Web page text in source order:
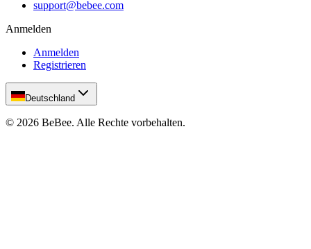
support@bebee.com
Anmelden
Anmelden
Registrieren
Deutschland
© 2026 BeBee. Alle Rechte vorbehalten.